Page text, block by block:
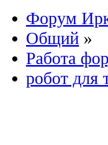
Форум
Общий »
Работа
робот для